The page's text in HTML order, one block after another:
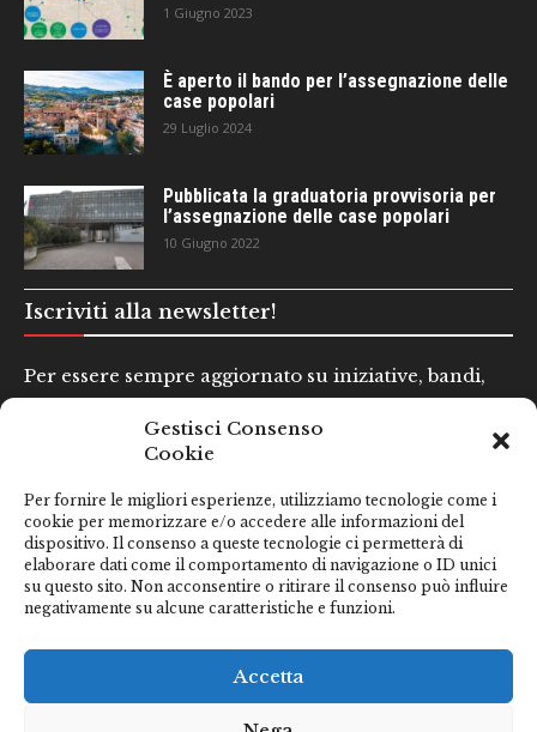
Gestisci Consenso
Cookie
Per fornire le migliori esperienze, utilizziamo tecnologie come i
cookie per memorizzare e/o accedere alle informazioni del
dispositivo. Il consenso a queste tecnologie ci permetterà di
elaborare dati come il comportamento di navigazione o ID unici
su questo sito. Non acconsentire o ritirare il consenso può influire
negativamente su alcune caratteristiche e funzioni.
Accetta
1 Giugno 2023
È aperto il bando per l’assegnazione delle
case popolari
29 Luglio 2024
Pubblicata la graduatoria provvisoria per
l’assegnazione delle case popolari
10 Giugno 2022
Iscriviti alla newsletter!
Per essere sempre aggiornato su iniziative, bandi,
Email*